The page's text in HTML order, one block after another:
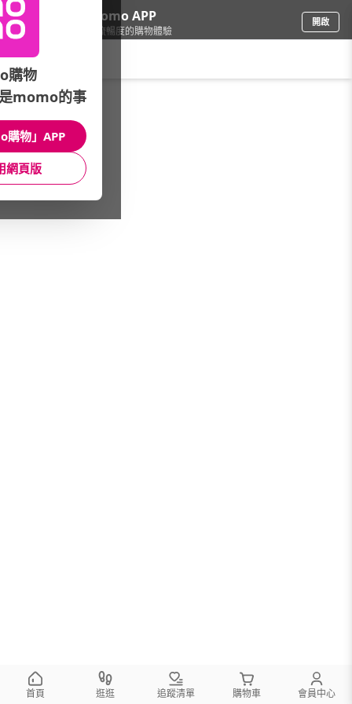
下載momo APP
給你3倍流暢度的購物體驗
開啟
品牌旗艦/MATIN KIM
館長推薦
包袋款式
首頁 逛逛 追蹤清單 購物車 會員中心
購物
momo的事
購物」APP
網頁版